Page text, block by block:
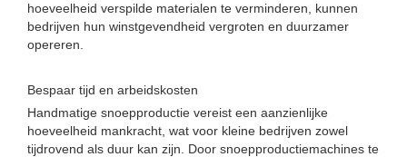
hoeveelheid verspilde materialen te verminderen, kunnen
bedrijven hun winstgevendheid vergroten en duurzamer
opereren.
Bespaar tijd en arbeidskosten
Handmatige snoepproductie vereist een aanzienlijke
hoeveelheid mankracht, wat voor kleine bedrijven zowel
tijdrovend als duur kan zijn. Door snoepproductiemachines te